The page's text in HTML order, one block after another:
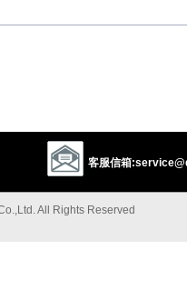
rock formation).
or fortification) so as to make it
客服信箱
All Rights Reserved